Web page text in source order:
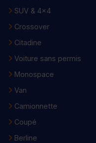
SUV & 4x4
Crossover
Citadine
Voiture sans permis
Monospace
Van
Camionnette
Coupé
Berline